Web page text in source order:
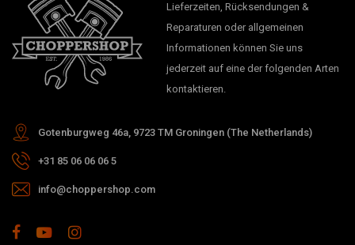
Lieferzeiten, Rücksendungen &
Reparaturen oder allgemeinen
Informationen können Sie uns
jederzeit auf eine der folgenden Arten
kontaktieren.
Gotenburgweg 46a, 9723 TM Groningen (The Netherlands)
+31 85 06 06 06 5
info@choppershop.com